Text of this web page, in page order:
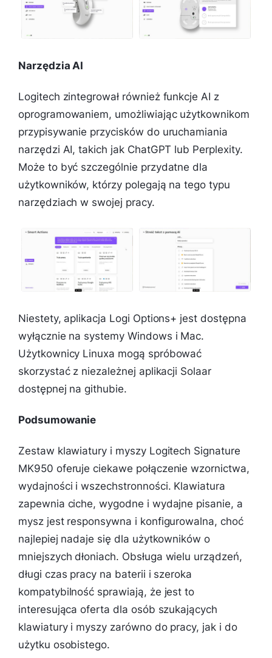
Narzędzia AI
Logitech zintegrował również funkcje AI z
oprogramowaniem, umożliwiając użytkownikom
przypisywanie przycisków do uruchamiania
narzędzi AI, takich jak ChatGPT lub Perplexity.
Może to być szczególnie przydatne dla
użytkowników, którzy polegają na tego typu
narzędziach w swojej pracy.
Niestety, aplikacja Logi Options+ jest dostępna
wyłącznie na systemy Windows i Mac.
Użytkownicy Linuxa mogą spróbować
skorzystać z niezależnej aplikacji Solaar
dostępnej na githubie.
Podsumowanie
Zestaw klawiatury i myszy Logitech Signature
MK950 oferuje ciekawe połączenie wzornictwa,
wydajności i wszechstronności. Klawiatura
zapewnia ciche, wygodne i wydajne pisanie, a
mysz jest responsywna i konfigurowalna, choć
najlepiej nadaje się dla użytkowników o
mniejszych dłoniach. Obsługa wielu urządzeń,
długi czas pracy na baterii i szeroka
kompatybilność sprawiają, że jest to
interesująca oferta dla osób szukających
klawiatury i myszy zarówno do pracy, jak i do
użytku osobistego.